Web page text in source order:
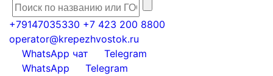
+79147035330 +7 423 200 8800
operator@krepezhvostok.ru
WhatsApp чат
Telegram
WhatsApp
Telegram